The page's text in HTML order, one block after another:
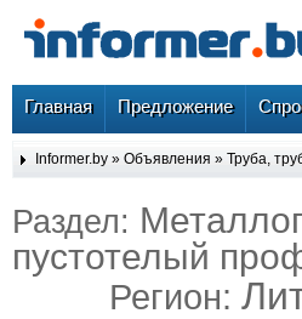
Главная Предложение
Informer.by » Объявления » Труба,
Раздел:
пустотелый
Регион: